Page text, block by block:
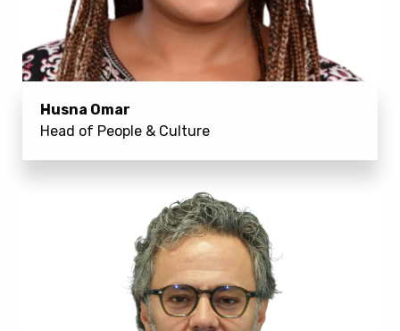
Husna Omar
Head of People & Culture